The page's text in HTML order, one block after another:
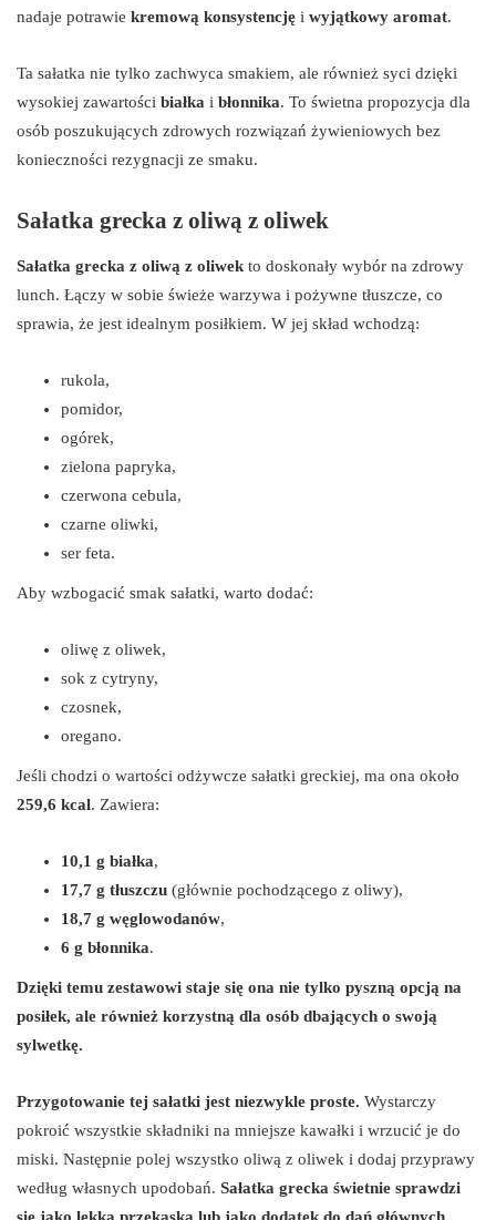
nadaje potrawie kremową konsystencję i wyjątkowy aromat.
Ta sałatka nie tylko zachwyca smakiem, ale również syci dzięki
wysokiej zawartości białka i błonnika. To świetna propozycja dla
osób poszukujących zdrowych rozwiązań żywieniowych bez
konieczności rezygnacji ze smaku.
Sałatka grecka z oliwą z oliwek
Sałatka grecka z oliwą z oliwek to doskonały wybór na zdrowy
lunch. Łączy w sobie świeże warzywa i pożywne tłuszcze, co
sprawia, że jest idealnym posiłkiem. W jej skład wchodzą:
rukola,
pomidor,
ogórek,
zielona papryka,
czerwona cebula,
czarne oliwki,
ser feta.
Aby wzbogacić smak sałatki, warto dodać:
oliwę z oliwek,
sok z cytryny,
czosnek,
oregano.
Jeśli chodzi o wartości odżywcze sałatki greckiej, ma ona około
259,6 kcal. Zawiera:
10,1 g białka,
17,7 g tłuszczu (głównie pochodzącego z oliwy),
18,7 g węglowodanów,
6 g błonnika.
Dzięki temu zestawowi staje się ona nie tylko pyszną opcją na
posiłek, ale również korzystną dla osób dbających o swoją
sylwetkę.
Przygotowanie tej sałatki jest niezwykle proste. Wystarczy
pokroić wszystkie składniki na mniejsze kawałki i wrzucić je do
miski. Następnie polej wszystko oliwą z oliwek i dodaj przyprawy
według własnych upodobań. Sałatka grecka świetnie sprawdzi
się jako lekka przekąska lub jako dodatek do dań głównych.